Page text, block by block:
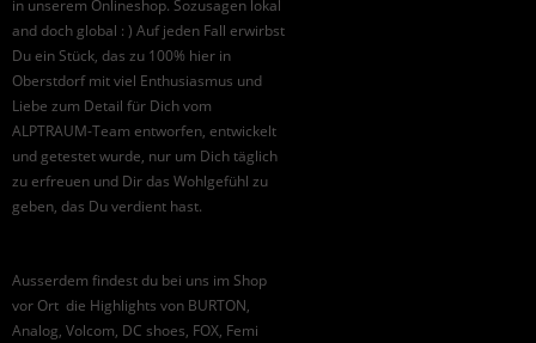
in unserem Onlineshop. Sozusagen lokal
and doch global : ) Auf jeden Fall erwirbst
Du ein Stück, das zu 100% hier in
Oberstdorf mit viel Enthusiasmus und
Liebe zum Detail für Dich vom
ALPTRAUM-Team entworfen, entwickelt
und getestet wurde, nur um Dich täglich
zu erfreuen und Dir das Wohlgefühl zu
geben, das Du verdient hast.
Ausserdem findest du bei uns im Shop
vor Ort die Highlights von BURTON,
Analog, Volcom, DC shoes, FOX, Femi